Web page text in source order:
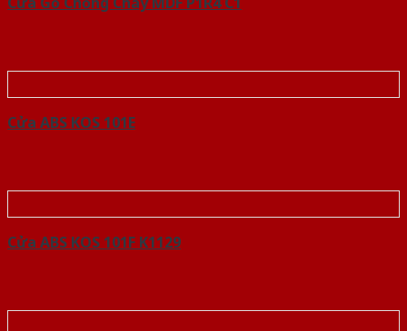
Cửa ABS KOS 101E
Cửa ABS KOS 101F K1129